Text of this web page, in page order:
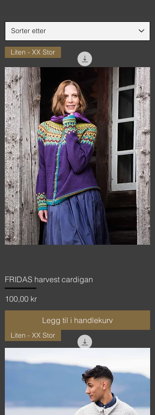
Liten - XX Stor
FRIDAS harvest cardigan
Pris
100,00 kr
Legg til i handlekurv
Liten - XX Stor